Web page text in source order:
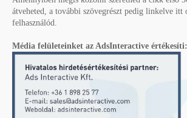
átveheted, a további szövegrészt pedig linkelve itt
felhasználód.
Média felületeinket az AdsInteractive értékesíti: